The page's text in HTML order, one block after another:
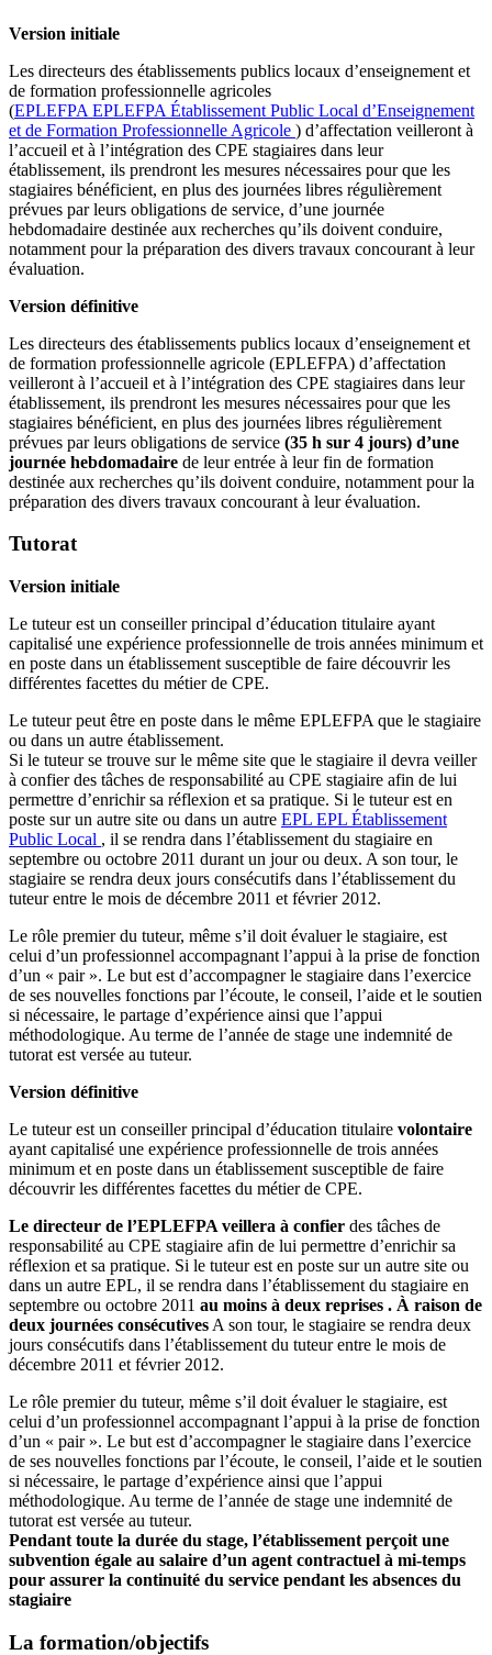
Version initiale
Les directeurs des établissements publics locaux d’enseignement et
de formation professionnelle agricoles
(EPLEFPA EPLEFPA Établissement Public Local d’Enseignement
et de Formation Professionnelle Agricole ) d’affectation veilleront à
l’accueil et à l’intégration des CPE stagiaires dans leur
établissement, ils prendront les mesures nécessaires pour que les
stagiaires bénéficient, en plus des journées libres régulièrement
prévues par leurs obligations de service, d’une journée
hebdomadaire destinée aux recherches qu’ils doivent conduire,
notamment pour la préparation des divers travaux concourant à leur
évaluation.
Version définitive
Les directeurs des établissements publics locaux d’enseignement et
de formation professionnelle agricole (EPLEFPA) d’affectation
veilleront à l’accueil et à l’intégration des CPE stagiaires dans leur
établissement, ils prendront les mesures nécessaires pour que les
stagiaires bénéficient, en plus des journées libres régulièrement
prévues par leurs obligations de service (35 h sur 4 jours) d’une
journée hebdomadaire de leur entrée à leur fin de formation
destinée aux recherches qu’ils doivent conduire, notamment pour la
préparation des divers travaux concourant à leur évaluation.
Tutorat
Version initiale
Le tuteur est un conseiller principal d’éducation titulaire ayant
capitalisé une expérience professionnelle de trois années minimum et
en poste dans un établissement susceptible de faire découvrir les
différentes facettes du métier de CPE.
Le tuteur peut être en poste dans le même EPLEFPA que le stagiaire
ou dans un autre établissement.
Si le tuteur se trouve sur le même site que le stagiaire il devra veiller
à confier des tâches de responsabilité au CPE stagiaire afin de lui
permettre d’enrichir sa réflexion et sa pratique. Si le tuteur est en
poste sur un autre site ou dans un autre EPL EPL Établissement
Public Local , il se rendra dans l’établissement du stagiaire en
septembre ou octobre 2011 durant un jour ou deux. A son tour, le
stagiaire se rendra deux jours consécutifs dans l’établissement du
tuteur entre le mois de décembre 2011 et février 2012.
Le rôle premier du tuteur, même s’il doit évaluer le stagiaire, est
celui d’un professionnel accompagnant l’appui à la prise de fonction
d’un « pair ». Le but est d’accompagner le stagiaire dans l’exercice
de ses nouvelles fonctions par l’écoute, le conseil, l’aide et le soutien
si nécessaire, le partage d’expérience ainsi que l’appui
méthodologique. Au terme de l’année de stage une indemnité de
tutorat est versée au tuteur.
Version définitive
Le tuteur est un conseiller principal d’éducation titulaire volontaire
ayant capitalisé une expérience professionnelle de trois années
minimum et en poste dans un établissement susceptible de faire
découvrir les différentes facettes du métier de CPE.
Le directeur de l’EPLEFPA veillera à confier des tâches de
responsabilité au CPE stagiaire afin de lui permettre d’enrichir sa
réflexion et sa pratique. Si le tuteur est en poste sur un autre site ou
dans un autre EPL, il se rendra dans l’établissement du stagiaire en
septembre ou octobre 2011 au moins à deux reprises . À raison de
deux journées consécutives A son tour, le stagiaire se rendra deux
jours consécutifs dans l’établissement du tuteur entre le mois de
décembre 2011 et février 2012.
Le rôle premier du tuteur, même s’il doit évaluer le stagiaire, est
celui d’un professionnel accompagnant l’appui à la prise de fonction
d’un « pair ». Le but est d’accompagner le stagiaire dans l’exercice
de ses nouvelles fonctions par l’écoute, le conseil, l’aide et le soutien
si nécessaire, le partage d’expérience ainsi que l’appui
méthodologique. Au terme de l’année de stage une indemnité de
tutorat est versée au tuteur.
Pendant toute la durée du stage, l’établissement perçoit une
subvention égale au salaire d’un agent contractuel à mi-temps
pour assurer la continuité du service pendant les absences du
stagiaire
La formation/objectifs